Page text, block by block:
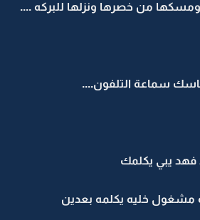
من خصرها ونزلها للبركه ....
سماعة التلفون....
فهد يبي يكلمك
مشغول خليه يكلمه بعدين